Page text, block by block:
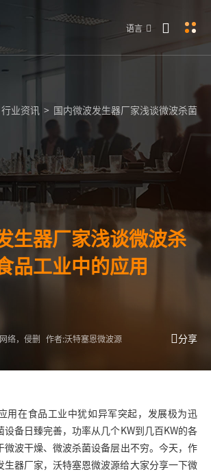
语言
行业资讯 > 国内微波发生器厂家浅谈微波杀菌
生器厂家浅谈微波杀
品工业中的应用
络，侵删 作者:沃特塞恩微波源 分享
用在食品工业中犹如异军突起，发展极为迅
备日臻完善，功率从几个KW到几百KW的各
微波干燥、微波杀菌设备层出不穷。今天，作
生器厂家，沃特塞恩微波源给大家分享一下微